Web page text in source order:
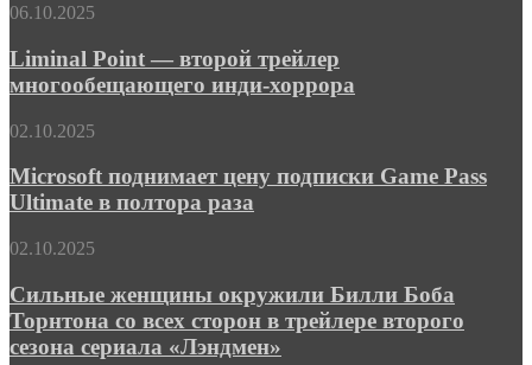
IMAX-
Liminal
—
второй
трейлер
инди-
06.10.2025
Liminal Point — второй трейлер
многообещающего инди-хоррора
Microsoft
цену
подписки
Game
Ultimate
полтора
раза
02.10.2025
Microsoft поднимает цену подписки Game Pass
Ultimate в полтора раза
Сильные
окружили
Билли
Боба
Торнтона
02.10.2025
Сильные женщины окружили Билли Боба
Торнтона со всех сторон в трейлере второго
сезона сериала «Лэндмен»